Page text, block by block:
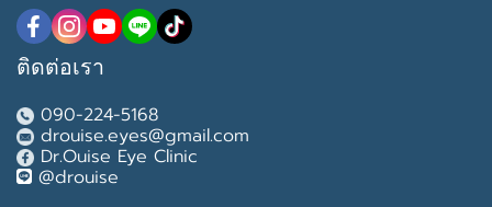
ติดต่อเรา
090-224-5168
drouise.eyes@gmail.com
Dr.Ouise Eye Clinic
@drouise